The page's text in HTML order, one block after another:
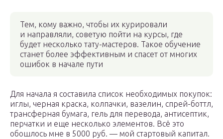
Тем, кому важно, чтобы их курировали
и направляли, советую пойти на курсы, где
будет несколько тату-мастеров. Такое обучение
станет более эффективным и спасет от многих
ошибок в начале пути
Для начала я составила список необходимых покупок:
иглы, черная краска, колпачки, вазелин, спрей-боттл,
трансферная бумага, гель для перевода, антисептик,
перчатки и еще несколько элементов. Всё это
обошлось мне в 5000 руб. — мой стартовый капитал.